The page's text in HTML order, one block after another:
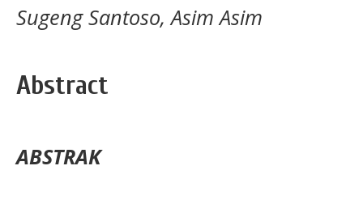
Sugeng Santoso, Asim Asim
Abstract
ABSTRAK